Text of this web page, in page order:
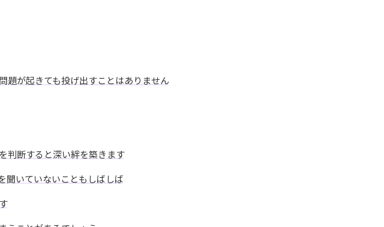
題が起きても投げ出すことはありません
判断すると深い絆を築きます
聞いていないこともしばしば